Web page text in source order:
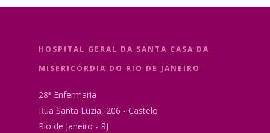
HOSPITAL GERAL DA SANTA CASA DA
MISERICÓRDIA DO RIO DE JANEIRO
28ª Enfermaria
Rua Santa Luzia, 206 - Castelo
Rio de Janeiro - RJ
Rotinas da Enfermaria
Links
Ginecologia
Pós-Graduação em
Contato